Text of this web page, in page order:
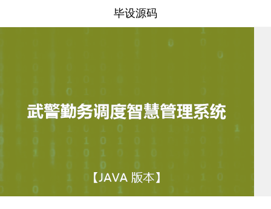
毕设源码